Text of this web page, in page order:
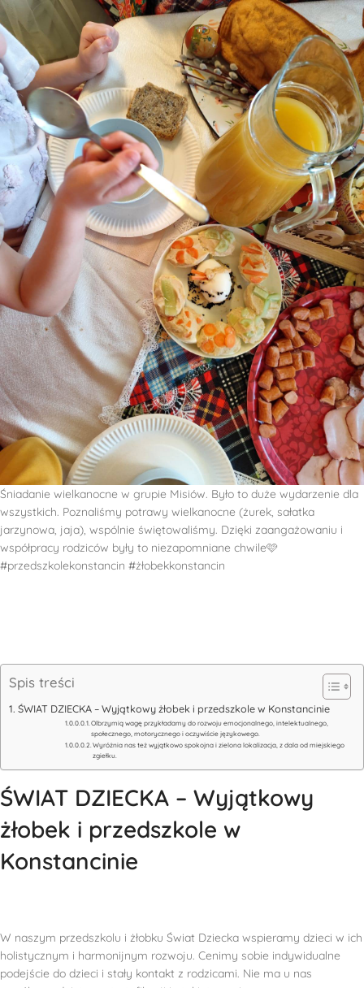
Śniadanie wielkanocne w grupie Misiów. Było to duże wydarzenie dla
wszystkich. Poznaliśmy potrawy wielkanocne (żurek, sałatka
jarzynowa, jaja), wspólnie świętowaliśmy. Dzięki zaangażowaniu i
współpracy rodziców były to niezapomniane chwile🩷
#przedszkolekonstancin #żłobekkonstancin
Spis treści
ŚWIAT DZIECKA – Wyjątkowy żłobek i przedszkole w Konstancinie
Olbrzymią wagę przykładamy do rozwoju emocjonalnego, intelektualnego,
społecznego, motorycznego i oczywiście językowego.
Wyróżnia nas też wyjątkowo spokojna i zielona lokalizacja, z dala od miejskiego
zgiełku.
ŚWIAT DZIECKA – Wyjątkowy
żłobek i przedszkole w
Konstancinie
W naszym przedszkolu i żłobku Świat Dziecka wspieramy dzieci w ich
holistycznym i harmonijnym rozwoju. Cenimy sobie indywidualne
podejście do dzieci i stały kontakt z rodzicami. Nie ma u nas